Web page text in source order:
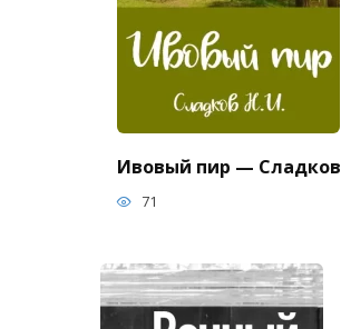
Ивовый пир —
71